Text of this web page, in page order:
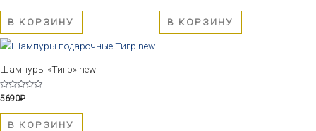
из
В КОРЗИНУ
из
В КОРЗИНУ
Шампуры «Тигр» new
Оценка
0
из
5690₽
В КОРЗИНУ